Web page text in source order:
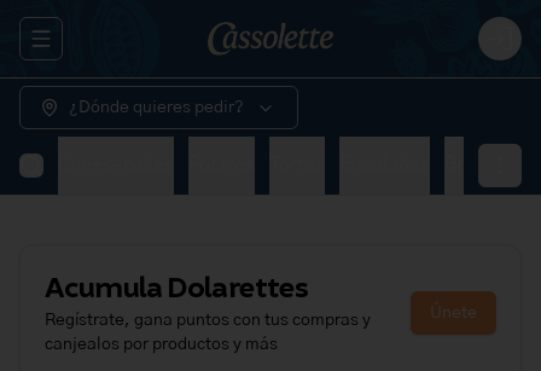
Abrir menu de navegación Login
¿Dónde quieres pedir?
AcumulaDolarettes
Regístrate, gana puntos con tus compras y
canjealos por productos y más
Únete